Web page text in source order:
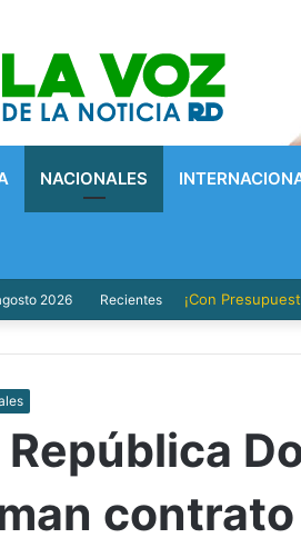
NACIONALES
2026 Recientes ¡Con
República